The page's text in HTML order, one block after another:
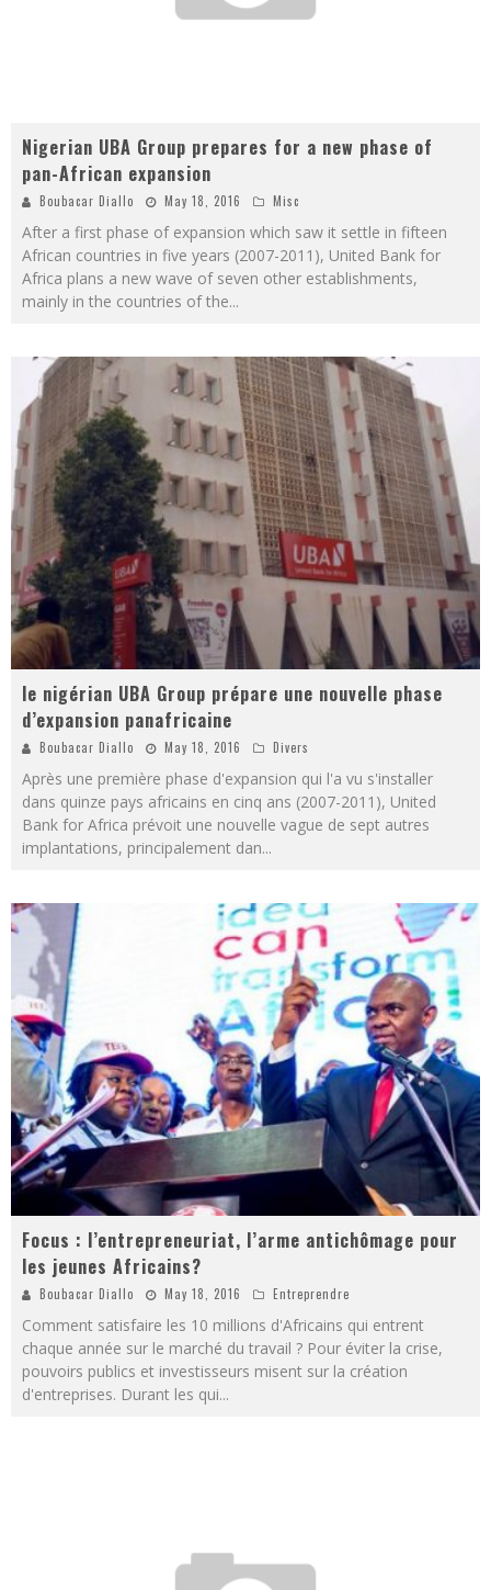
Nigerian UBA Group prepares for a new phase of
pan-African expansion
Boubacar Diallo May 18, 2016 Misc
After a first phase of expansion which saw it settle in fifteen
African countries in five years (2007-2011), United Bank for
Africa plans a new wave of seven other establishments,
mainly in the countries of the...
le nigérian UBA Group prépare une nouvelle phase
d’expansion panafricaine
Boubacar Diallo May 18, 2016 Divers
Après une première phase d'expansion qui l'a vu s'installer
dans quinze pays africains en cinq ans (2007-2011), United
Bank for Africa prévoit une nouvelle vague de sept autres
implantations, principalement dan...
Focus : l’entrepreneuriat, l’arme antichômage pour
les jeunes Africains?
Boubacar Diallo May 18, 2016 Entreprendre
Comment satisfaire les 10 millions d'Africains qui entrent
chaque année sur le marché du travail ? Pour éviter la crise,
pouvoirs publics et investisseurs misent sur la création
d'entreprises. Durant les qui...